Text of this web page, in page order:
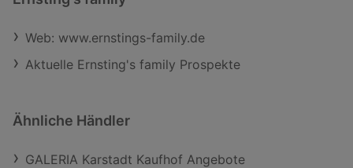
Web: www.ernstings-family.de
Aktuelle Ernsting's family Prospekte
Ähnliche Händler
GALERIA Karstadt Kaufhof Angebote